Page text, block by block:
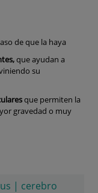
de que la haya
que ayudan a
su
que permiten la
gravedad o muy
| cerebro